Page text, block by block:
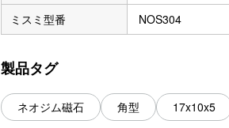
ミスミ型番
NOS304
製品タグ
ネオジム磁石 角型 17x10x5